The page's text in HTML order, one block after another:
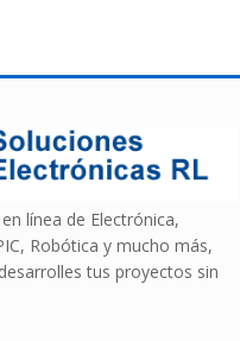
línea de Electrónica,
Robótica y mucho más,
tus proyectos sin